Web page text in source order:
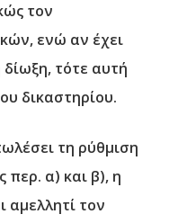
τον
ενώ αν έχει
τότε αυτή
δικαστηρίου.
τη ρύθμιση
περ. α) και β), η
αμελλητί τον